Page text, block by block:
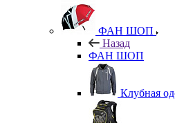
ФАН ШОП
Назад
ФАН ШОП
Клубная